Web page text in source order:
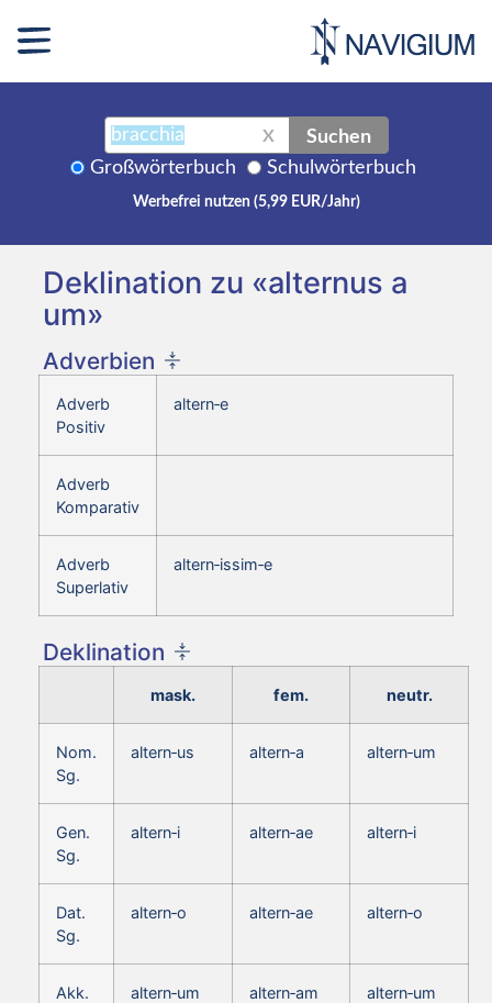
X Suchen
Großwörterbuch Schulwörterbuch
Werbefrei nutzen (5,99 EUR/Jahr)
Deklination zu «alternus a
um»
Adverbien
Adverb
Positiv
altern‑e
Adverb
Komparativ
Adverb
Superlativ
altern‑issim‑e
Deklination
mask. fem. neutr.
Nom.
Sg.
altern‑us altern‑a altern‑um
Gen.
Sg.
altern‑i altern‑ae altern‑i
Dat.
Sg.
altern‑o altern‑ae altern‑o
Akk.
altern‑um altern‑am altern‑um